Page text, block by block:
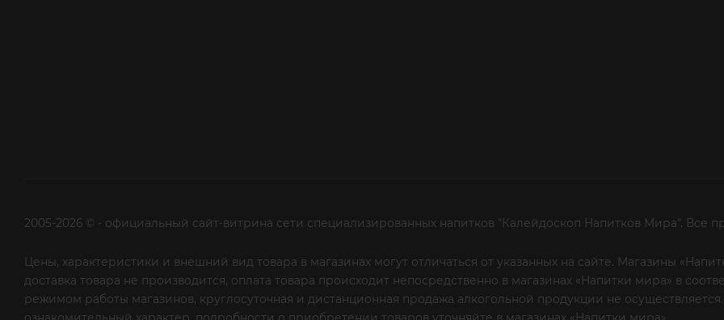
2005-2026 © - официальный сайт-витрина сети специализированных напитков "Калейдоскоп Напитков Мира". Все
Цены, характеристики и внешний вид товара в магазинах могут отличаться от указанных на сайте. Магазины
доставка товара не производится, оплата товара происходит непосредственно в магазинах «Напитки мира» в
режимом работы магазинов, круглосуточная и дистанционная продажа алкогольной продукции не